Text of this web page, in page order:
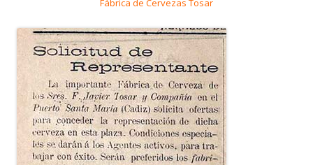
Fábrica de Cervezas Tosar